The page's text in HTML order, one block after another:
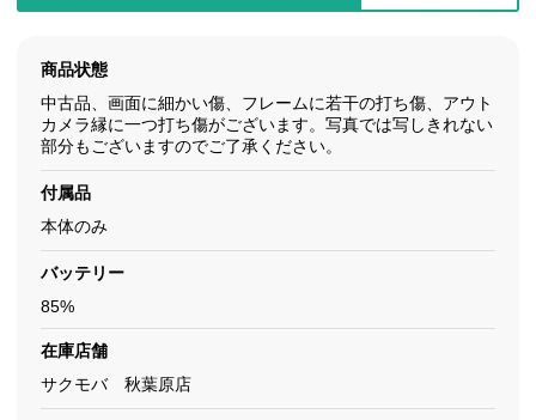
商品状態
中古品、画面に細かい傷、フレームに若干の打ち傷、アウト
カメラ縁に一つ打ち傷がございます。写真では写しきれない
部分もございますのでご了承ください。
付属品
本体のみ
バッテリー
85%
在庫店舗
サクモバ 秋葉原店